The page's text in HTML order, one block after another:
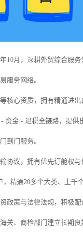
10月，深耕外贸综合服
服务网络。
核心资质，拥有精通进
金 - 退税全链路，提供
到门服务。
协议，拥有优先订舱权
精通20多个大类、上
政策与法律法规，积极
关、商检部门建立长期